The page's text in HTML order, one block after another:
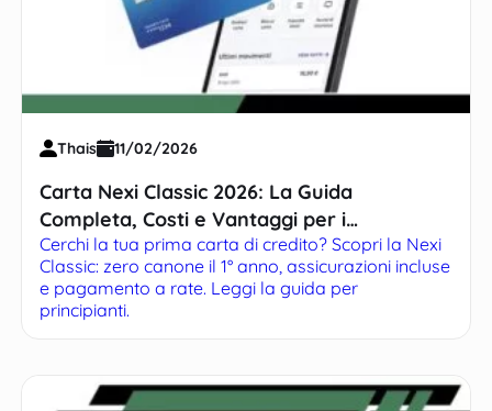
Thais 11/02/2026
Carta Nexi Classic 2026: La Guida
Completa, Costi e Vantaggi per i
Principianti
Cerchi la tua prima carta di credito? Scopri la Nexi
Classic: zero canone il 1° anno, assicurazioni incluse
e pagamento a rate. Leggi la guida per
principianti.